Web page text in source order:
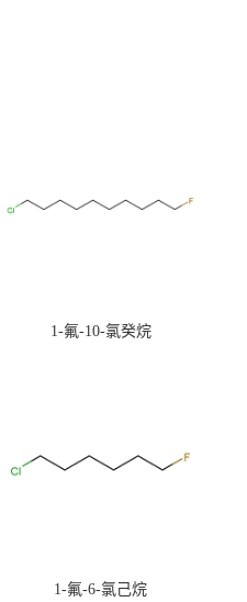
1-氟-10-氯癸烷
1-氟-6-氯己烷